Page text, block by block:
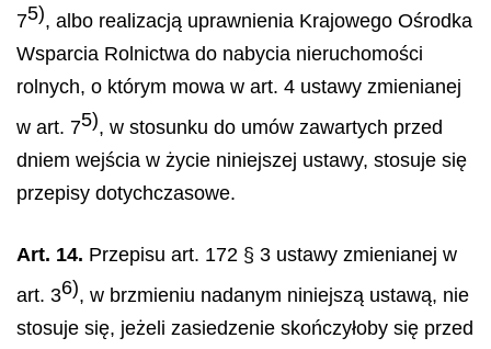
75), albo realizacją uprawnienia Krajowego Ośrodka
Wsparcia Rolnictwa do nabycia nieruchomości
rolnych, o którym mowa w art. 4 ustawy zmienianej
w art. 75), w stosunku do umów zawartych przed
dniem wejścia w życie niniejszej ustawy, stosuje się
przepisy dotychczasowe.
Art. 14. Przepisu art. 172 § 3 ustawy zmienianej w
art. 36), w brzmieniu nadanym niniejszą ustawą, nie
stosuje się, jeżeli zasiedzenie skończyłoby się przed